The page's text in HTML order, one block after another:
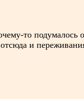
то подумалось о
и